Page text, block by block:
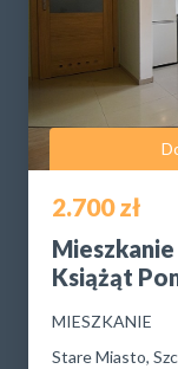
2.700 zł
Książąt
MIESZKANIE
Stare Miasto,